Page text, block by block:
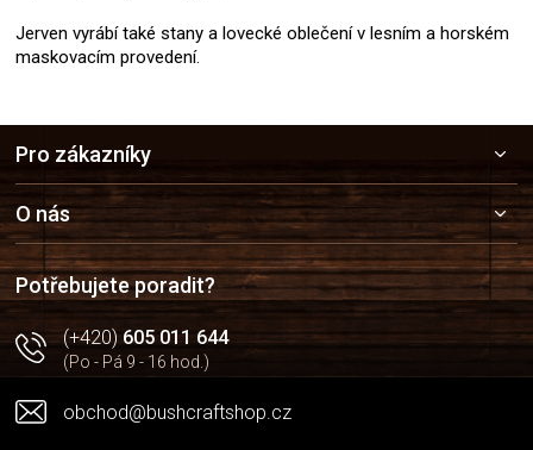
Jerven vyrábí také stany a lovecké oblečení v lesním a horském
maskovacím provedení.
a
t
í
Pro zákazníky
O nás
Potřebujete poradit?
(+420)605 011 644
(Po - Pá 9 - 16 hod.)
obchod@bushcraftshop.cz